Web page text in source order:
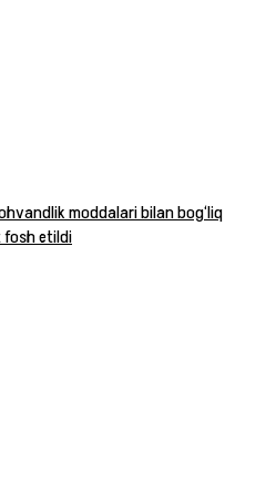
moddalari bilan bog‘liq
etildi